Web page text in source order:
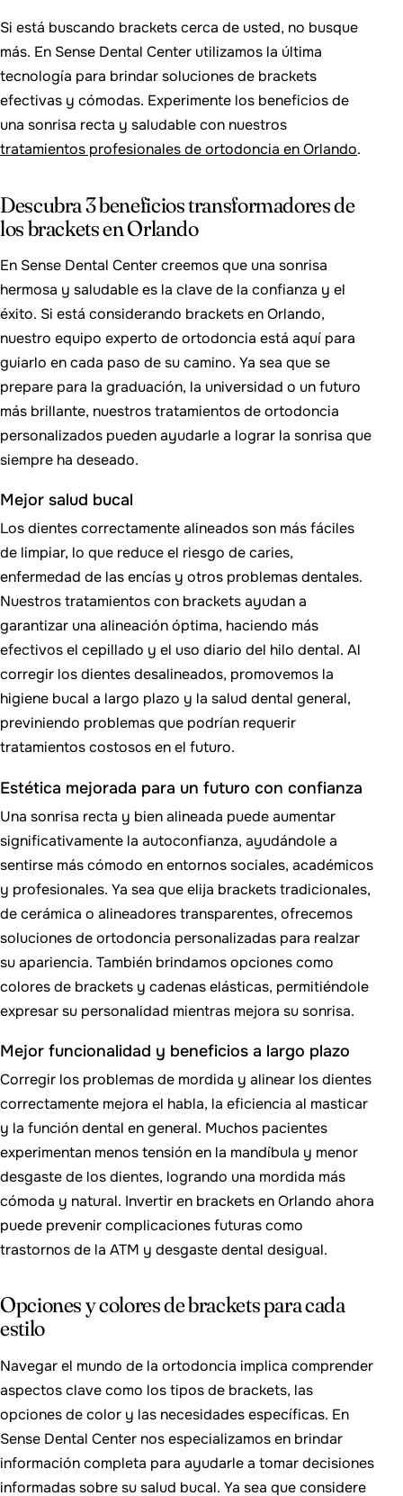
Si está buscando brackets cerca de usted, no busque
más. En Sense Dental Center utilizamos la última
tecnología para brindar soluciones de brackets
efectivas y cómodas. Experimente los beneficios de
una sonrisa recta y saludable con nuestros
tratamientos profesionales de ortodoncia en Orlando.
Descubra 3 beneficios transformadores de
los brackets en Orlando
En Sense Dental Center creemos que una sonrisa
hermosa y saludable es la clave de la confianza y el
éxito. Si está considerando brackets en Orlando,
nuestro equipo experto de ortodoncia está aquí para
guiarlo en cada paso de su camino. Ya sea que se
prepare para la graduación, la universidad o un futuro
más brillante, nuestros tratamientos de ortodoncia
personalizados pueden ayudarle a lograr la sonrisa que
siempre ha deseado.
Mejor salud bucal
Los dientes correctamente alineados son más fáciles
de limpiar, lo que reduce el riesgo de caries,
enfermedad de las encías y otros problemas dentales.
Nuestros tratamientos con brackets ayudan a
garantizar una alineación óptima, haciendo más
efectivos el cepillado y el uso diario del hilo dental. Al
corregir los dientes desalineados, promovemos la
higiene bucal a largo plazo y la salud dental general,
previniendo problemas que podrían requerir
tratamientos costosos en el futuro.
Estética mejorada para un futuro con confianza
Una sonrisa recta y bien alineada puede aumentar
significativamente la autoconfianza, ayudándole a
sentirse más cómodo en entornos sociales, académicos
y profesionales. Ya sea que elija brackets tradicionales,
de cerámica o alineadores transparentes, ofrecemos
soluciones de ortodoncia personalizadas para realzar
su apariencia. También brindamos opciones como
colores de brackets y cadenas elásticas, permitiéndole
expresar su personalidad mientras mejora su sonrisa.
Mejor funcionalidad y beneficios a largo plazo
Corregir los problemas de mordida y alinear los dientes
correctamente mejora el habla, la eficiencia al masticar
y la función dental en general. Muchos pacientes
experimentan menos tensión en la mandíbula y menor
desgaste de los dientes, logrando una mordida más
cómoda y natural. Invertir en brackets en Orlando ahora
puede prevenir complicaciones futuras como
trastornos de la ATM y desgaste dental desigual.
Opciones y colores de brackets para cada
estilo
Navegar el mundo de la ortodoncia implica comprender
aspectos clave como los tipos de brackets, las
opciones de color y las necesidades específicas. En
Sense Dental Center nos especializamos en brindar
información completa para ayudarle a tomar decisiones
informadas sobre su salud bucal. Ya sea que considere